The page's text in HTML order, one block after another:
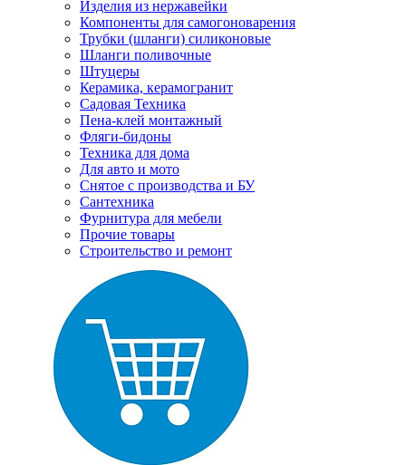
Изделия из нержавейки
Компоненты для самогоноварения
Трубки (шланги) силиконовые
Шланги поливочные
Штуцеры
Керамика, керамогранит
Садовая Техника
Пена-клей монтажный
Фляги-бидоны
Техника для дома
Для авто и мото
Снятое с производства и БУ
Сантехника
Фурнитура для мебели
Прочие товары
Строительство и ремонт